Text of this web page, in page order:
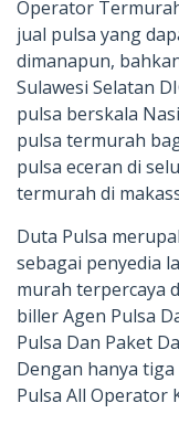
Operator
jual pulsa yang
dimanapun,
Sulawesi Selatan
pulsa berskala
pulsa termurah
pulsa eceran di
termurah di
Duta Pulsa
sebagai penyedia
murah terpercaya
biller Agen Pulsa
Pulsa Dan Paket
Dengan hanya
Pulsa All Operator